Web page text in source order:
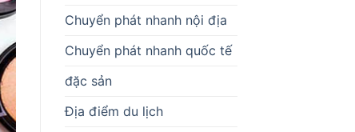
Chuyển phát nhanh nội địa
Chuyển phát nhanh quốc tế
đặc sản
Địa điểm du lịch